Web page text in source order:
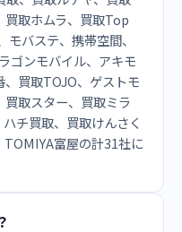
取ホムラ、買取Top
バステ、携帯空間、
ゴンモバイル、アキモ
買取TOJO、ゲストモ
取スター、買取ミラ
チ買取、買取けんさく
富屋の計31社に